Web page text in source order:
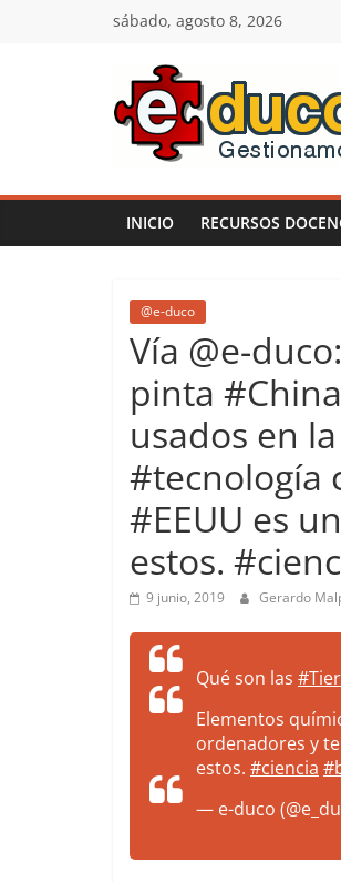
sábado, agosto 8, 2026
E-
duco:
Gestión
del
Learn
more.
Do
more.
more.
INICIO RECURSOS
@e-duco
Vía @e-
pinta
usados en
#tecnología
#EEUU es
estos.
9 junio, 2019 Gerardo
Qué son las
Elementos
ordenadores y
estos. #ciencia
— e-duco